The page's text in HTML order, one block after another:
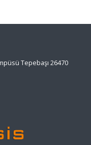
Tepebaşı 26470